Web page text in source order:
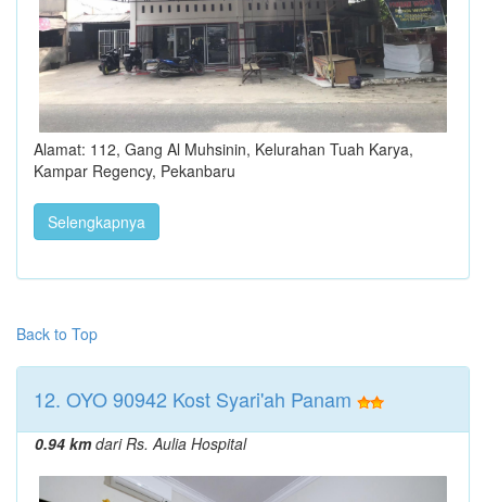
Alamat: 112, Gang Al Muhsinin, Kelurahan Tuah Karya,
Kampar Regency, Pekanbaru
Selengkapnya
Back to Top
12. OYO 90942 Kost Syari'ah Panam
0.94 kmdari Rs. Aulia Hospital